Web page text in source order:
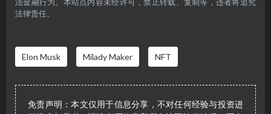
法律责任。
Elon Musk Milady Maker NFT
免责声明：本文仅用于信息分享，不对任何经验与投资进